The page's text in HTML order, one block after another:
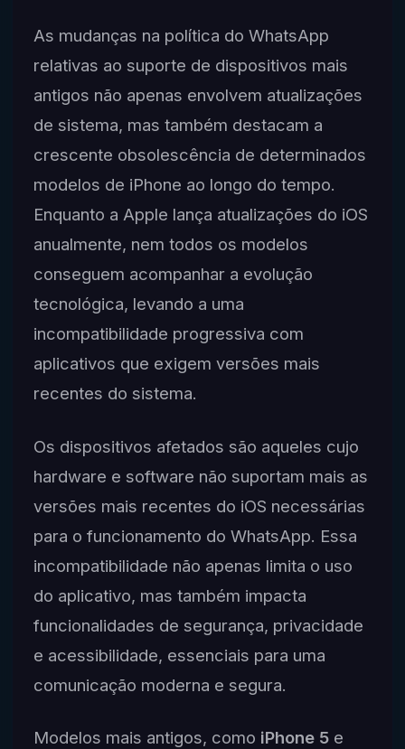
As mudanças na política do WhatsApp
relativas ao suporte de dispositivos mais
antigos não apenas envolvem atualizações
de sistema, mas também destacam a
crescente obsolescência de determinados
modelos de iPhone ao longo do tempo.
Enquanto a Apple lança atualizações do iOS
anualmente, nem todos os modelos
conseguem acompanhar a evolução
tecnológica, levando a uma
incompatibilidade progressiva com
aplicativos que exigem versões mais
recentes do sistema.
Os dispositivos afetados são aqueles cujo
hardware e software não suportam mais as
versões mais recentes do iOS necessárias
para o funcionamento do WhatsApp. Essa
incompatibilidade não apenas limita o uso
do aplicativo, mas também impacta
funcionalidades de segurança, privacidade
e acessibilidade, essenciais para uma
comunicação moderna e segura.
Modelos mais antigos, como iPhone 5e